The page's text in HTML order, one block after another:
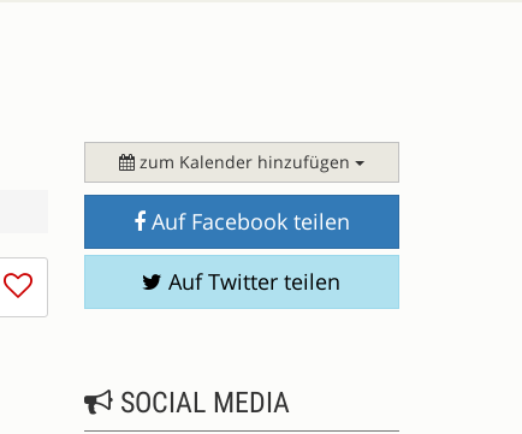
Ich
mag
nicht
zum Kalender hinzufügen
Auf Facebook teilen
Auf Twitter teilen
SOCIAL MEDIA